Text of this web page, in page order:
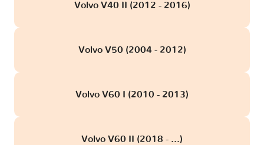
Volvo V40 II (2012 - 2016)
Volvo V50 (2004 - 2012)
Volvo V60 I (2010 - 2013)
Volvo V60 II (2018 - ...)